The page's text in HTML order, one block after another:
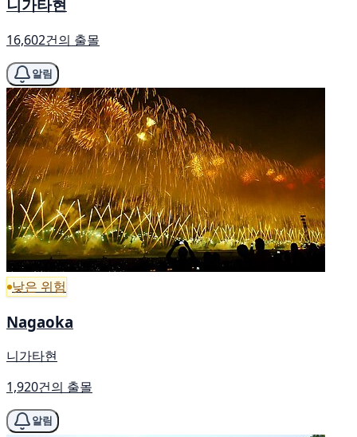
니가타현
16,602건의 출몰
알림
낮은 위험
Nagaoka
니가타현
1,920건의 출몰
알림